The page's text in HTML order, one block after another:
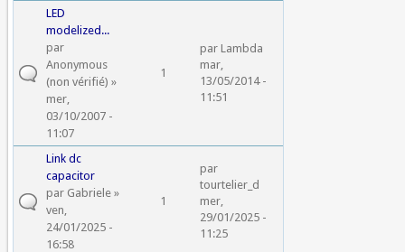
LED
modelized...
par
Anonymous
(non vérifié) »
mer,
03/10/2007 -
11:07
1
parLambda
mar,
13/05/2014 -
11:51
Link dc
capacitor
par Gabriele »
ven,
24/01/2025 -
16:58
1
par
tourtelier_d
mer,
29/01/2025 -
11:25